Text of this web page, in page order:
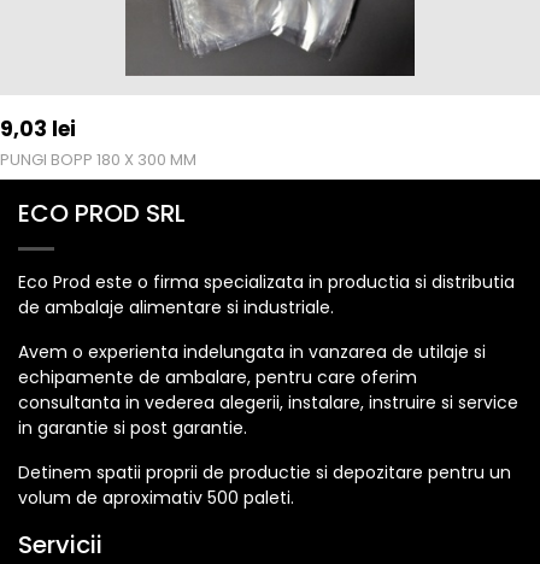
9,03 lei
PUNGI BOPP 180 X 300 MM
ECO PROD SRL
Eco Prod este o firma specializata in productia si distributia
de ambalaje alimentare si industriale.
Avem o experienta indelungata in vanzarea de utilaje si
echipamente de ambalare, pentru care oferim
consultanta in vederea alegerii, instalare, instruire si service
in garantie si post garantie.
Detinem spatii proprii de productie si depozitare pentru un
volum de aproximativ 500 paleti.
Servicii